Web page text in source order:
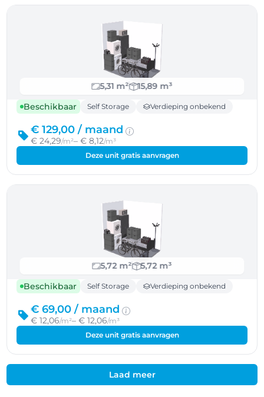
5,31 m²
15,89 m³
Beschikbaar
Self Storage Verdieping onbekend
€ 129,00 / maand
€ 24,29/m²– € 8,12/m³
Deze unit gratis aanvragen
5,72 m²
5,72 m³
Beschikbaar
Self Storage Verdieping onbekend
€ 69,00 / maand
€ 12,06/m²– € 12,06/m³
Deze unit gratis aanvragen
Laad meer